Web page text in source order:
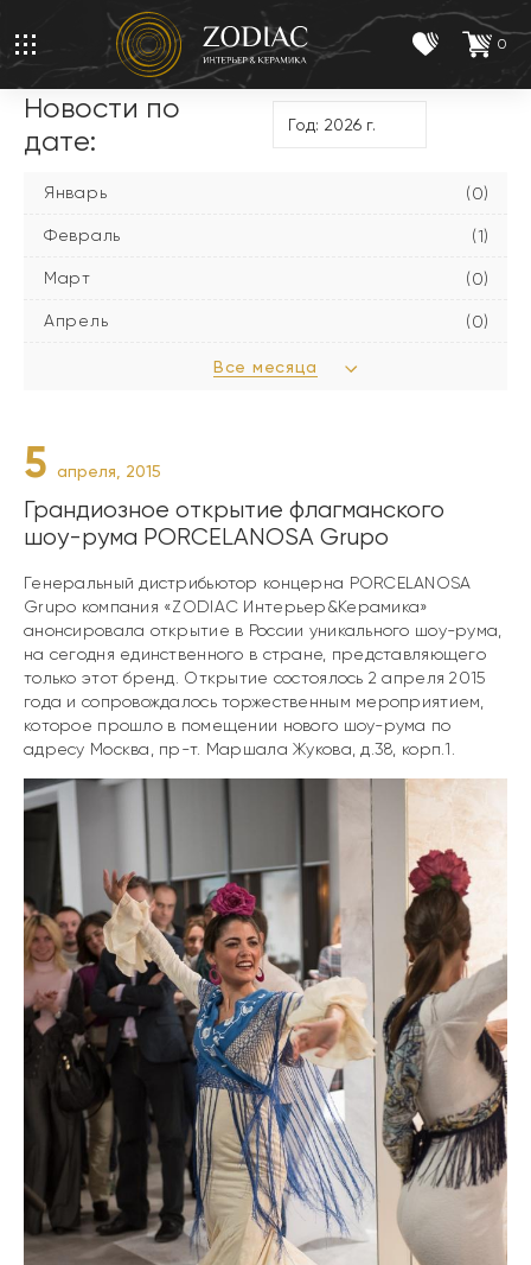
0
Новости по
дате:
Январь (0)
Февраль (1)
Март (0)
Апрель (0)
Все месяца
5 апреля, 2015
Грандиозное открытие флагманского
шоу-рума PORCELANOSA Grupo
Генеральный дистрибьютор концерна PORCELANOSA
Grupo компания «ZODIAC Интерьер&Керамика»
анонсировала открытие в России уникального шоу-рума,
на сегодня единственного в стране, представляющего
только этот бренд. Открытие состоялось 2 апреля 2015
года и сопровождалось торжественным мероприятием,
которое прошло в помещении нового шоу-рума по
адресу Москва, пр-т. Маршала Жукова, д.38, корп.1.